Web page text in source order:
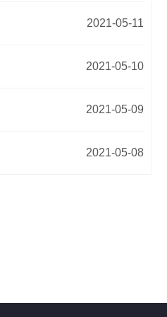
2021-05-11
2021-05-10
2021-05-09
2021-05-08